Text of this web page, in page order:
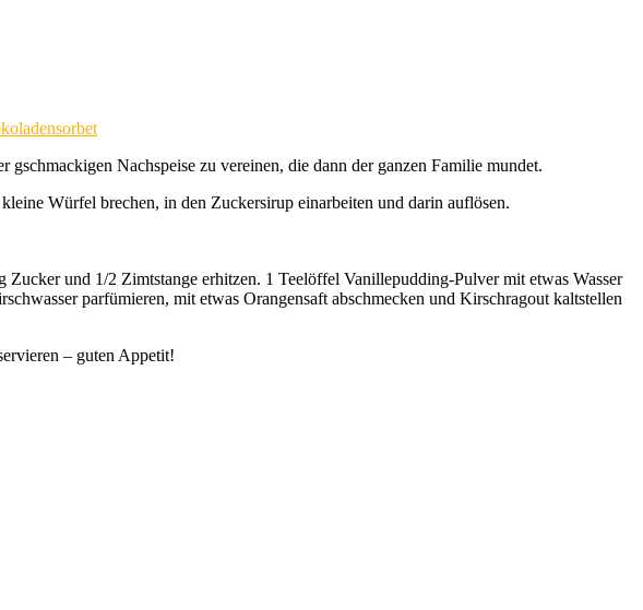
Nachspeise zu vereinen, die dann der ganzen Familie mundet.
Würfel brechen, in den Zuckersirup einarbeiten und darin auflösen.
und 1/2 Zimtstange erhitzen. 1 Teelöffel Vanillepudding-Pulver mit etwas Wasser
parfümieren, mit etwas Orangensaft abschmecken und Kirschragout kaltstellen
– guten Appetit!